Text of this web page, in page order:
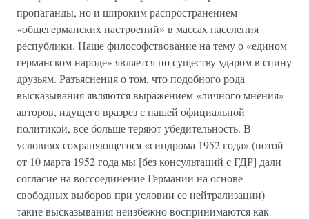
пропаганды, но и широким распространением
«общегерманских настроений» в массах населения
республики. Наше философствование на тему о «едином
германском народе» является по существу ударом в спину
друзьям. Разъяснения о том, что подобного рода
высказывания являются выражением «личного мнения»
авторов, идущего вразрез с нашей официальной
политикой, все больше теряют убедительность. В
условиях сохраняющегося «синдрома 1952 года» (нотой
от 10 марта 1952 года мы [без консультаций с ГДР] дали
согласие на воссоединение Германии на основе
свободных выборов при условии ее нейтрализации)
такие высказывания неизбежно воспринимаются как